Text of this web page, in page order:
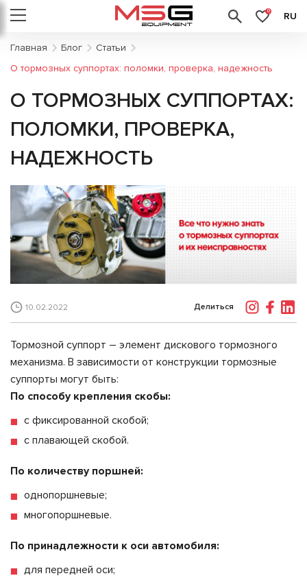
0 RU
Главная Блог
Статьи
О тормозных суппортах: поломки, проверка, надежность
О ТОРМОЗНЫХ СУППОРТАХ:
ПОЛОМКИ, ПРОВЕРКА,
НАДЕЖНОСТЬ
10.02.2022 Делиться
Тормозной суппорт – элемент дискового тормозного
механизма. В зависимости от конструкции тормозные
суппорты могут быть:
По способу крепления скобы:
с фиксированной скобой;
с плавающей скобой.
По количеству поршней:
однопоршневые;
многопоршневые.
По принадлежности к оси автомобиля:
для передней оси;